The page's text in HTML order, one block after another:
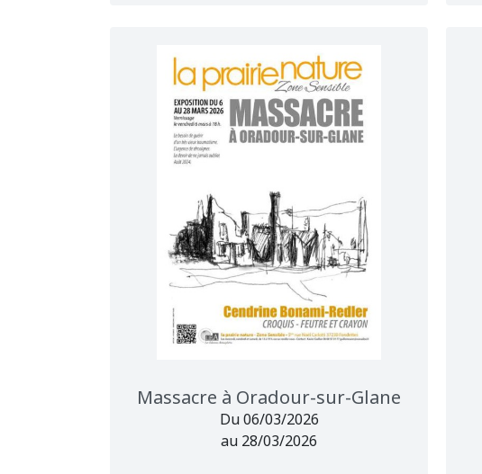
Massacre à Oradour-sur-Glane
Du 06/03/2026
au 28/03/2026